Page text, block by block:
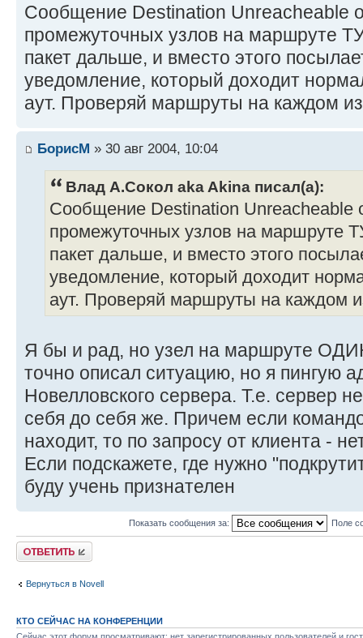
Сообщение Destination Unreacheable
промежуточных узлов на маршруте
пакет дальше, и вместо этого
уведомление, который доходит
аут. Проверяй маршруты на каждом
БорисМ » 30 авг 2004, 10:04
Влад А.Сокол aka Akina писал(а):
Сообщение Destination Unreacheable
промежуточных узлов на маршруте
пакет дальше, и вместо этого
уведомление, который доходит
аут. Проверяй маршруты на каждом
Я бы и рад, но узел на маршруте
точно описал ситуацию, но я пингую
Новелловского сервера. Т.е. сервер
себя до себя же. Причем если
находит, то по запросу от клиента -
Если подскажете, где нужно
буду учень признателен
Показать сообщения за: Поле
Ответить
Вернуться в Novell
КТО СЕЙЧАС НА КОНФЕРЕНЦИИ